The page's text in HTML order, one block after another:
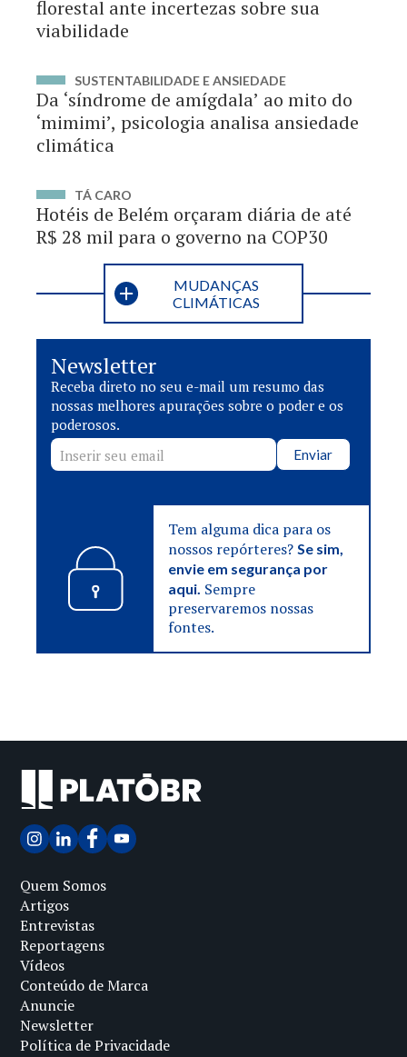
florestal ante incertezas sobre sua
viabilidade
SUSTENTABILIDADE E ANSIEDADE
Da ‘síndrome de amígdala’ ao mito do
‘mimimi’, psicologia analisa ansiedade
climática
TÁ CARO
Hotéis de Belém orçaram diária de até
R$ 28 mil para o governo na COP30
MUDANÇAS
CLIMÁTICAS
Newsletter
Receba direto no seu e-mail um resumo das
nossas melhores apurações sobre o poder e os
poderosos.
Enviar
Tem alguma dica para os
nossos repórteres?Se sim,
envie em segurança por
aqui. Sempre
preservaremos nossas
fontes.
Quem Somos
Artigos
Entrevistas
Reportagens
Vídeos
Conteúdo de Marca
Anuncie
Newsletter
Política de Privacidade